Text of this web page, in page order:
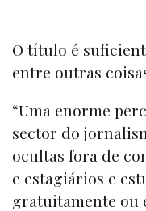
O título é
entre outras
“Uma enorme
sector do
ocultas fora de
e estagiários e
gratuitamente ou